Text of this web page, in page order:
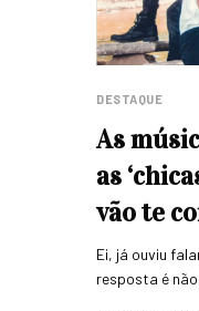
DESTAQUE
As
as
vão te
Ei, já ouviu
resposta é